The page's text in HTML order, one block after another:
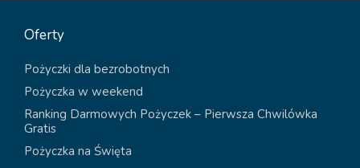
Oferty
Pożyczki dla bezrobotnych
Pożyczka w weekend
Ranking Darmowych Pożyczek – Pierwsza Chwilówka
Gratis
Pożyczka na Święta